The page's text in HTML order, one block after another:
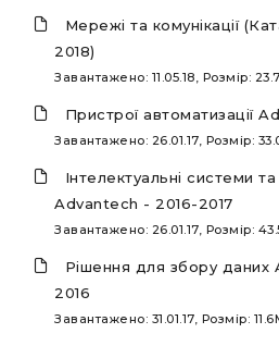
Мережі та комунікації
2018)
Завантажено: 11.05.18, Розмір:
Пристрої автоматизації
Завантажено: 26.01.17, Розмір:
Інтелектуальні системи
Advantech - 2016-2017
Завантажено: 26.01.17, Розмір:
Рішення для збору даних
2016
Завантажено: 31.01.17, Розмір: